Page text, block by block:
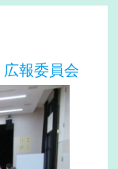
広報委員会